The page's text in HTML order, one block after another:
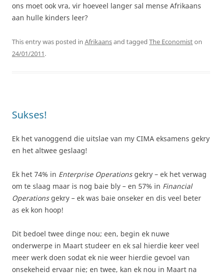
ons moet ook vra, vir hoeveel langer sal mense Afrikaans
aan hulle kinders leer?
This entry was posted in Afrikaansand tagged The Economiston
24/01/2011.
Sukses!
Ek het vanoggend die uitslae van my CIMA eksamens gekry
en het altwee geslaag!
Ek het 74% in Enterprise Operationsgekry – ek het verwag
om te slaag maar is nog baie bly – en 57% in Financial
Operationsgekry – ek was baie onseker en dis veel beter
as ek kon hoop!
Dit bedoel twee dinge nou; een, begin ek nuwe
onderwerpe in Maart studeer en ek sal hierdie keer veel
meer werk doen sodat ek nie weer hierdie gevoel van
onsekeheid ervaar nie; en twee, kan ek nou in Maart na